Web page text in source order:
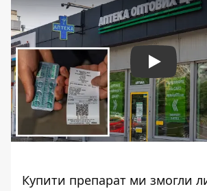
Play
Купити препарат ми змогли